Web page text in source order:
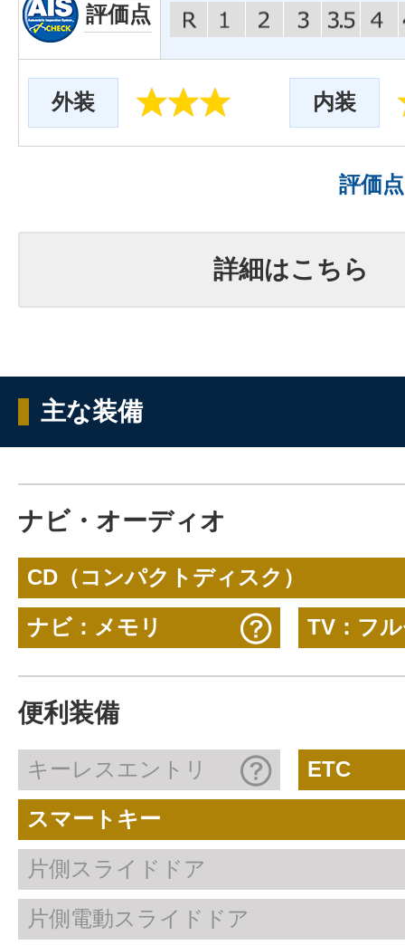
評価点
外装 内装
評価
詳細はこちら
主な装備
ナビ・オーディオ
CD（コンパクトディスク）
ナビ：メモリ TV：フ
便利装備
キーレスエントリ ETC
スマートキー
片側スライドドア
片側電動スライドドア